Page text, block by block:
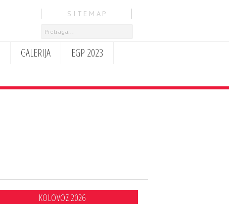
S I T E M A P
GALERIJA
EGP 2023
KOLOVOZ 2026